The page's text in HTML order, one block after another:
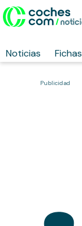
Noticias Fichas
Publicidad